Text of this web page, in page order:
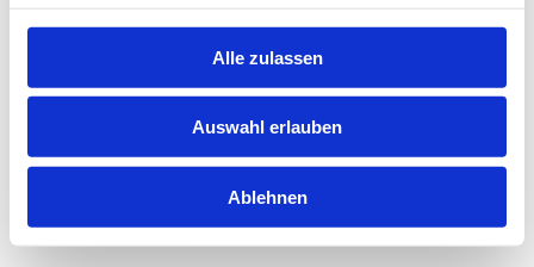
Alle zulassen
Auswahl erlauben
Ablehnen